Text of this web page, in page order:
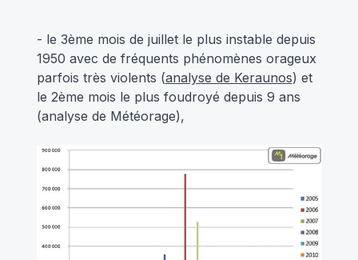
- le 3ème mois de juillet le plus instable depuis
1950 avec de fréquents phénomènes orageux
parfois très violents (analyse de Keraunos) et
le 2ème mois le plus foudroyé depuis 9 ans
(analyse de Météorage),